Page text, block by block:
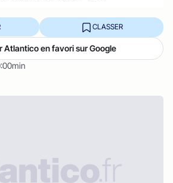
CLASSER
Atlantico en favori sur Google